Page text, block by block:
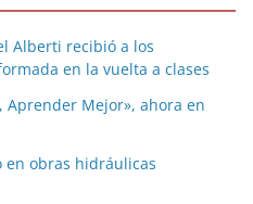
Alberti recibió a los
en la vuelta a clases
Aprender Mejor», ahora en
obras hidráulicas